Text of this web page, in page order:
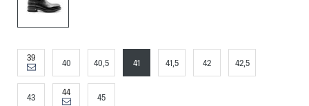
39
40 40,5 41 41,5 42 42,5
43
44
45